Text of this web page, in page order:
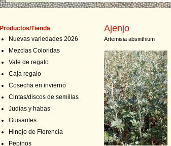
Productos/Tienda
Nuevas variedades 2026
Mezclas Coloridas
Vale de regalo
Caja regalo
Cosecha en invierno
Cintas/discos de semillas
Judías y habas
Guisantes
Hinojo de Florencia
Pepinos
Ajenjo
Artemisia absinthium